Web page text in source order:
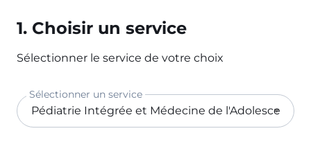
1. Choisir un service
Sélectionner le service de votre choix
Sélectionner un service